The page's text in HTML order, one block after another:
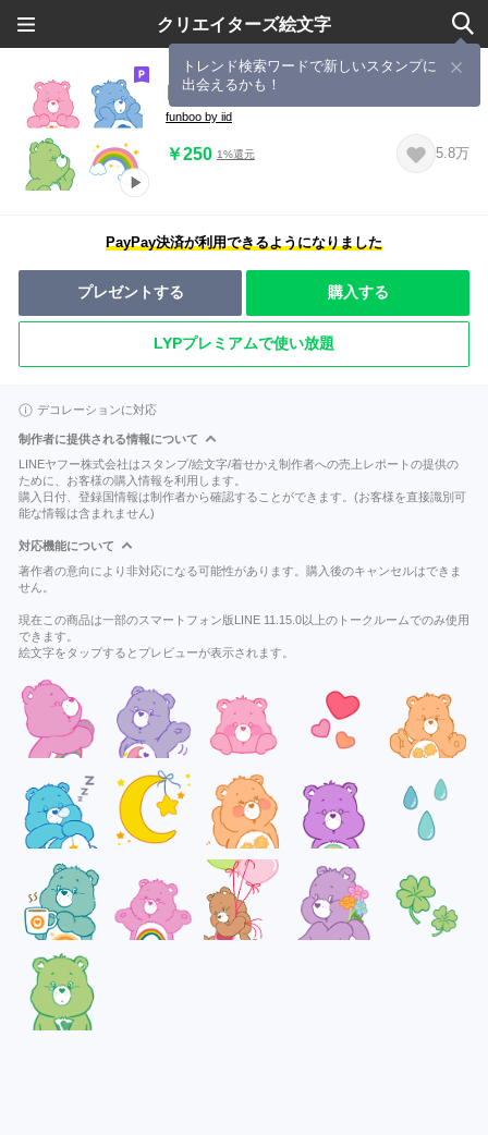
クリエイターズ絵文字
トレンド検索ワードで新しいスタンプに
出会えるかも！
▶︎動く＊ケアベア♡絵文字
funboo by iid
￥250 1%還元 5.8万
PayPay決済が利用できるようになりました
プレゼントする 購入する
LYPプレミアムで使い放題
デコレーションに対応
制作者に提供される情報について
LINEヤフー株式会社はスタンプ/絵文字/着せかえ制作者への売上レポートの提供の
ために、お客様の購入情報を利用します。
購入日付、登録国情報は制作者から確認することができます。(お客様を直接識別可
能な情報は含まれません)
対応機能について
著作者の意向により非対応になる可能性があります。購入後のキャンセルはできま
せん。
現在この商品は一部のスマートフォン版LINE 11.15.0以上のトークルームでのみ使用
できます。
絵文字をタップするとプレビューが表示されます。